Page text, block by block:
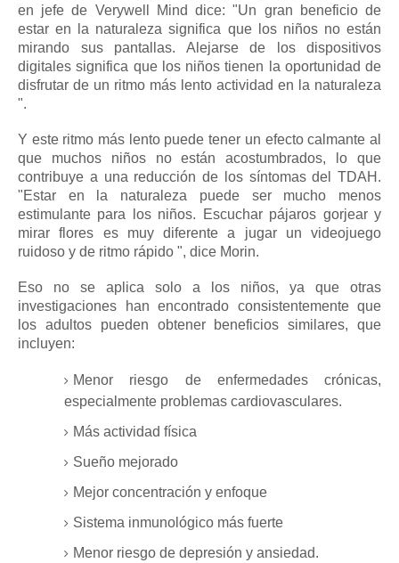
en jefe de Verywell Mind dice: "Un gran beneficio de
estar en la naturaleza significa que los niños no están
mirando sus pantallas. Alejarse de los dispositivos
digitales significa que los niños tienen la oportunidad de
disfrutar de un ritmo más lento actividad en la naturaleza
".
Y este ritmo más lento puede tener un efecto calmante al
que muchos niños no están acostumbrados, lo que
contribuye a una reducción de los síntomas del TDAH.
"Estar en la naturaleza puede ser mucho menos
estimulante para los niños. Escuchar pájaros gorjear y
mirar flores es muy diferente a jugar un videojuego
ruidoso y de ritmo rápido ", dice Morin.
Eso no se aplica solo a los niños, ya que otras
investigaciones han encontrado consistentemente que
los adultos pueden obtener beneficios similares, que
incluyen:
Menor riesgo de enfermedades crónicas,
especialmente problemas cardiovasculares.
Más actividad física
Sueño mejorado
Mejor concentración y enfoque
Sistema inmunológico más fuerte
Menor riesgo de depresión y ansiedad.